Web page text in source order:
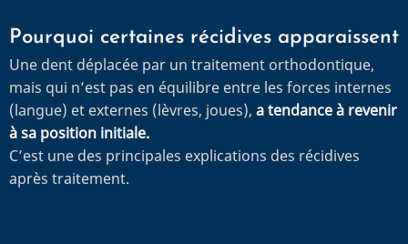
Pourquoi certaines récidives apparaissent
Une dent déplacée par un traitement orthodontique,
mais qui n’est pas en équilibre entre les forces internes
(langue) et externes (lèvres, joues), a tendance à revenir
à sa position initiale.
C’est une des principales explications des récidives
après traitement.